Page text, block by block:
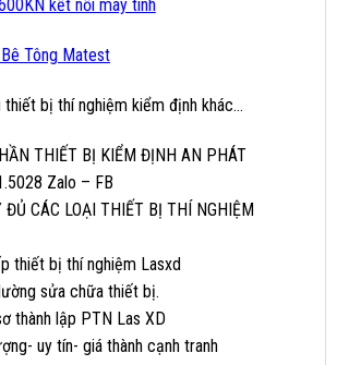
kết nối máy tính
Tông Matest
thiết bị thí nghiệm kiểm định khác…
THIẾT BỊ KIỂM ĐỊNH AN PHÁT
Zalo – FB
ĐỦ CÁC LOẠI THIẾT BỊ THÍ NGHIỆM
thiết bị thí nghiệm Lasxd
sửa chữa thiết bị.
thành lập PTN Las XD
uy tín- giá thành cạnh tranh